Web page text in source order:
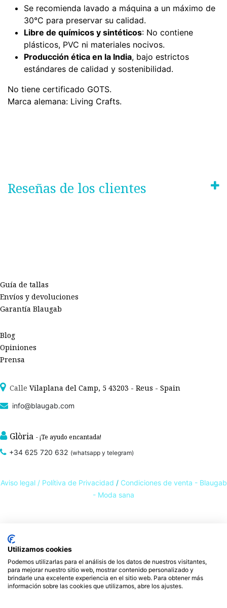
Se recomienda lavado a máquina a un máximo de
30°C para preservar su calidad.
Libre de químicos y sintéticos: No contiene
plásticos, PVC ni materiales nocivos.
Producción ética en la India, bajo estrictos
estándares de calidad y sostenibilidad.
No tiene certificado GOTS.
Marca alemana: Living Crafts.
Reseñas de los clientes
Guía de tallas
Envíos y devoluciones
Garantía Blaugab
Blog
Opiniones
Prensa
Calle Vilaplana del Camp, 5 43203 - Reus - Spain
info@blaugab.com
Glòria - ¡Te ayudo encantada!
+34 625 720 632 (whatsapp y telegram)
Aviso legal / Polítiva de Privacidad / Condiciones de venta - Blaugab
- Moda sana
ropa interior de algodón orgánico,
sostenibles con certificado GOTS
Expertos en ropa para piel sensible, ropa para piel delicada y enfermedades
ambientales. Ropa interior sostenible.
Utilizamos cookies
Podemos utilizarlas para el análisis de los datos de nuestros visitantes,
para mejorar nuestro sitio web, mostrar contenido personalizado y
brindarle una excelente experiencia en el sitio web. Para obtener más
información sobre las cookies que utilizamos, abre los ajustes.